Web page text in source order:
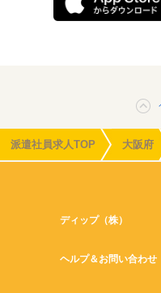
派遣社員求人TOP 大阪府
ディップ（株）
ヘルプ＆お問い合わせ